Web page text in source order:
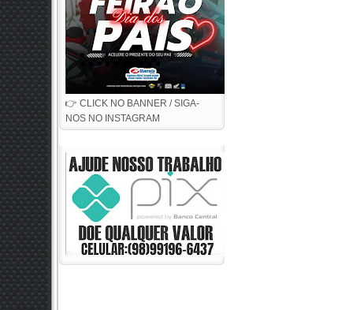
👉 CLICK NO BANNER / SIGA-
NOS NO INSTAGRAM